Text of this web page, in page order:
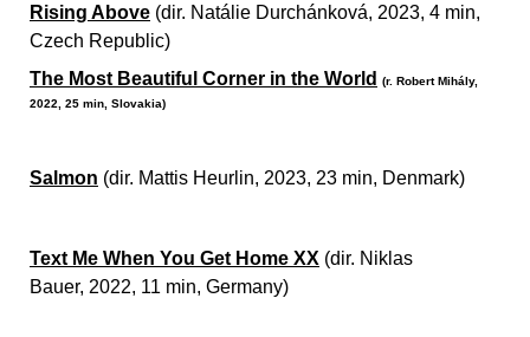
Rising Above (dir. Natálie Durchánková, 2023, 4 min,
Czech Republic)
The Most Beautiful Corner in the World
(r. Robert Mihály,
2022, 25 min, Slovakia)
Salmon (dir. Mattis Heurlin, 2023, 23 min, Denmark)
Text Me When You Get Home XX (dir. Niklas
Bauer, 2022, 11 min, Germany)